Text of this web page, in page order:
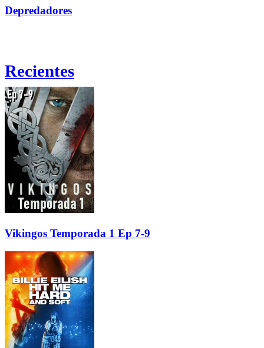
Depredadores
Recientes
Vikingos Temporada 1 Ep 7-9